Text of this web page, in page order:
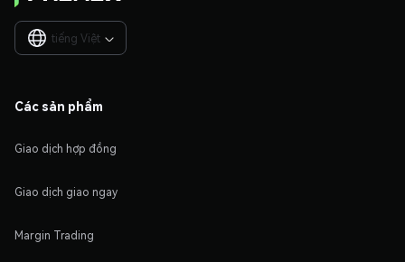
tiếng Việt 
Các sản phẩm
Giao dịch hợp đồng
Giao dịch giao ngay
Margin Trading